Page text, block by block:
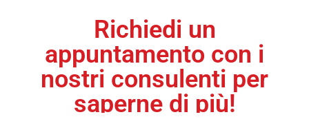
Richiedi un
appuntamento con i
nostri consulenti per
saperne di più!